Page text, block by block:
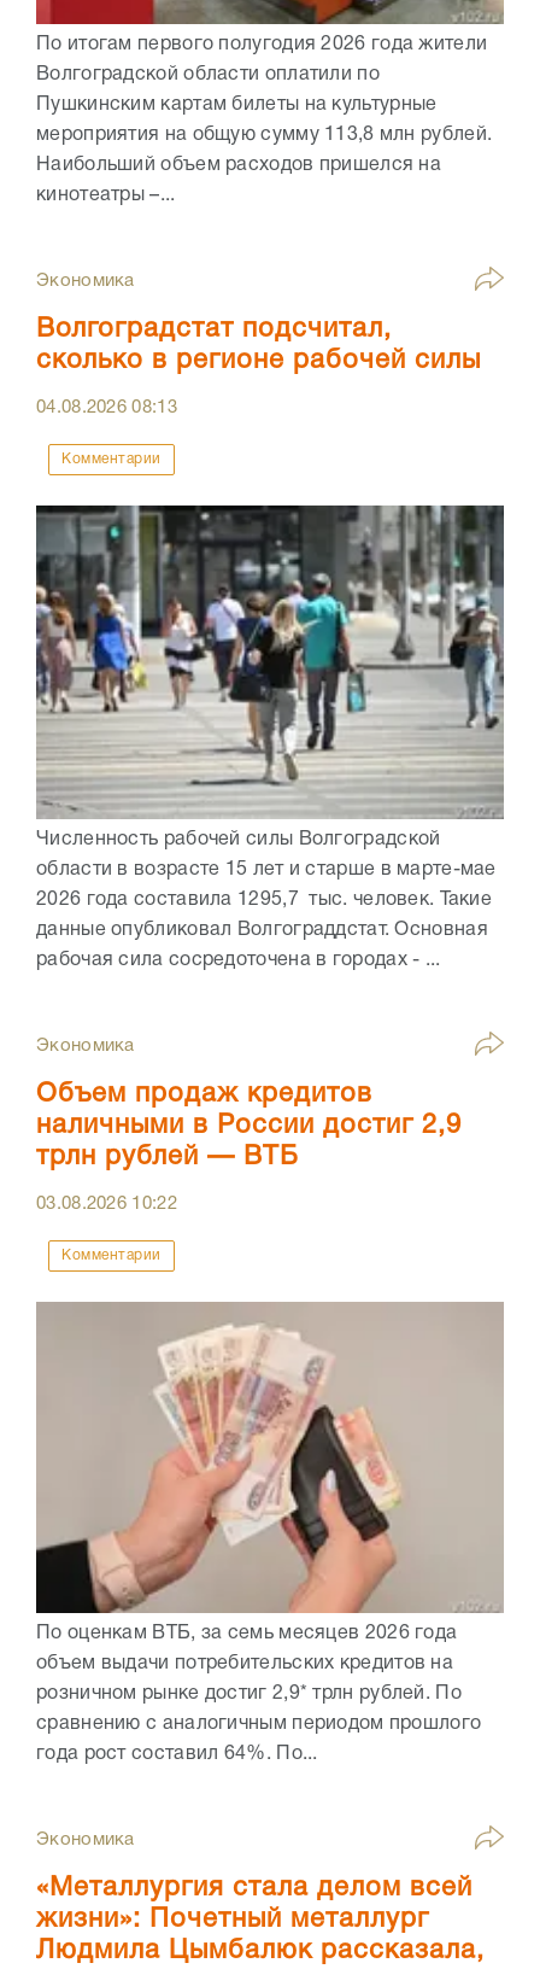
По итогам первого полугодия 2026 года жители
Волгоградской области оплатили по
Пушкинским картам билеты на культурные
мероприятия на общую сумму 113,8 млн рублей.
Наибольший объем расходов пришелся на
кинотеатры –...
Экономика
Волгоградстат подсчитал,
сколько в регионе рабочей силы
04.08.202608:13
Комментарии
Численность рабочей силы Волгоградской
области в возрасте 15 лет и старше в марте-мае
2026 года составила 1295,7 тыс. человек. Такие
данные опубликовал Волгограддстат. Основная
рабочая сила сосредоточена в городах - ...
Экономика
Объем продаж кредитов
наличными в России достиг 2,9
трлн рублей — ВТБ
03.08.2026 10:22
Комментарии
По оценкам ВТБ, за семь месяцев 2026 года
объем выдачи потребительских кредитов на
розничном рынке достиг 2,9* трлн рублей. По
сравнению с аналогичным периодом прошлого
года рост составил 64%. По...
Экономика
«Металлургия стала делом всей
жизни»: Почетный металлург
Людмила Цымбалюк рассказала,